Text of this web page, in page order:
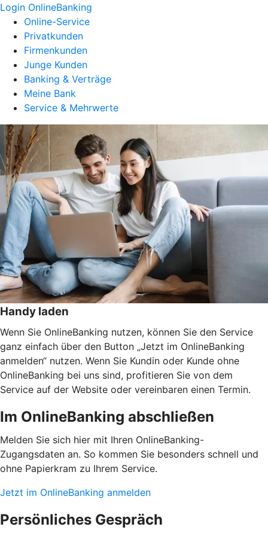
Login OnlineBanking
Online-Service
Privatkunden
Firmenkunden
Junge Kunden
Banking & Verträge
Meine Bank
Service & Mehrwerte
Handy laden
Wenn Sie OnlineBanking nutzen, können Sie den Service
ganz einfach über den Button „Jetzt im OnlineBanking
anmelden“ nutzen. Wenn Sie Kundin oder Kunde ohne
OnlineBanking bei uns sind, profitieren Sie von dem
Service auf der Website oder vereinbaren einen Termin.
Im OnlineBanking abschließen
Melden Sie sich hier mit Ihren OnlineBanking-
Zugangsdaten an. So kommen Sie besonders schnell und
ohne Papierkram zu Ihrem Service.
Jetzt im OnlineBanking anmelden
Persönliches Gespräch